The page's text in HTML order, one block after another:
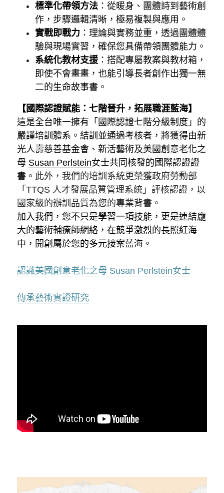
標準化帶領方法 ：從暖身、團體詩到藝術創
作，步驟邏輯清晰，極易複製與應用。
實戰即戰力 ：理論與實務並重，透過團體體
驗與現場實習，確保您具備帶領團體能力。
系統化教材支援 ：搭配專屬教案與教材箱，
即使不會畫畫，也能引導長者創作出獨一無
二的生命故事書。
【國際認證賦能：七階晉升，拓展職涯藍海】
這是全台唯一擁有「國際認證七階分級制度」的
嚴謹培訓體系。結訓並通過考核者，將獲得由新
光人壽慈善基金會、新活藝術及美國創意老化之
母 Susan Perlstein女士共同核發的國際認證證
書。 此外，我們的培訓系統更榮獲政府勞動部
「TTQS 人才發展品質管理系統」評核認證，以
國家級的辦訓品質為您的專業背書。
加入我們，您不只是學習一項技能，更是連結龐
大的藝術輔療師網絡，在競爭激烈的長照紅海
中，開創屬於您的多元接案藍海。
認識美國創意老化之母 Susan Perlstein女士
傳承藝術實證研究